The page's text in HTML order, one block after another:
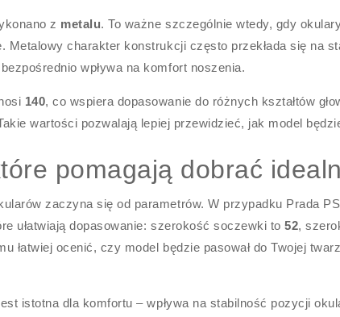
z metalu. To ważne szczególnie wtedy, gdy
Metalowy charakter konstrukcji często przekłada się na
wpływa na komfort noszenia.
140, co wspiera dopasowanie do różnych kształtów
wartości pozwalają lepiej przewidzieć, jak model
pomagają dobrać
zaczyna się od parametrów. W przypadku Prada
ułatwiają dopasowanie: szerokość soczewki to52,
łatwiej ocenić, czy model będzie pasował do Twojej
istotna dla komfortu – wpływa na stabilność pozycji